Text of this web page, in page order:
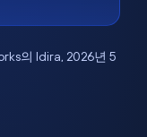
의 Idira, 2026년 5